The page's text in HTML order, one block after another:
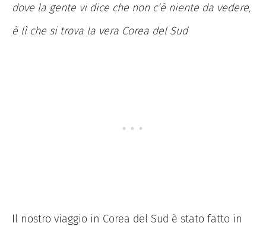
dove la gente vi dice che non c’è niente da vedere,
è lì che si trova la vera Corea del Sud
Il nostro viaggio in Corea del Sud è stato fatto in